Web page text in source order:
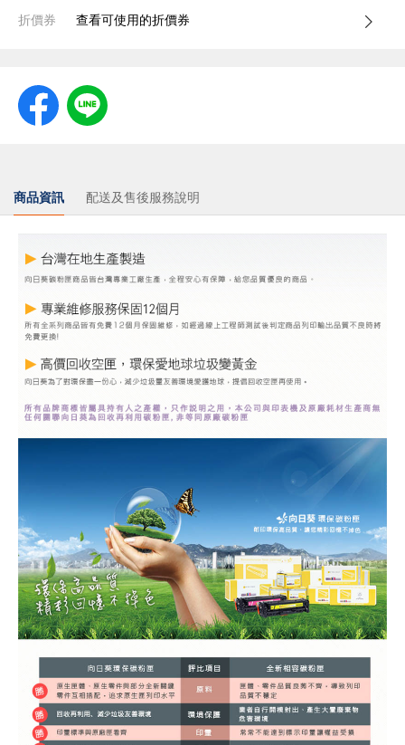
折價券 查看可使用的折價券
商品資訊 配送及售後服務說明